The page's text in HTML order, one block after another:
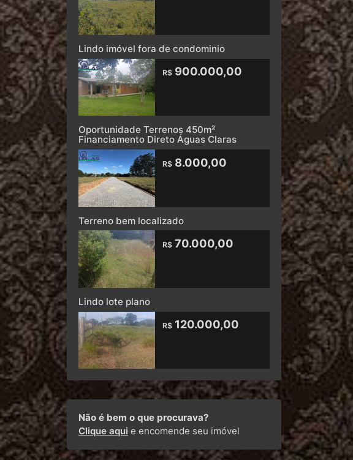
Lindo imóvel fora de condominio
R$900.000,00
Oportunidade Terrenos 450m²
Financiamento Direto Águas Claras
R$8.000,00
Terreno bem localizado
R$70.000,00
Lindo lote plano
R$120.000,00
Não é bem o que procurava?
Clique aqui e encomende seu imóvel